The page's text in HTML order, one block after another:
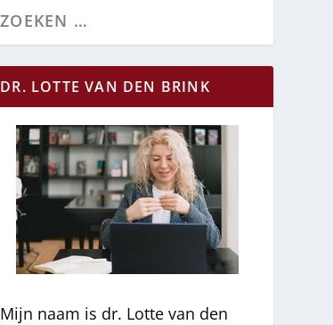
DR. LOTTE VAN DEN BRINK
Mijn naam is dr. Lotte van den